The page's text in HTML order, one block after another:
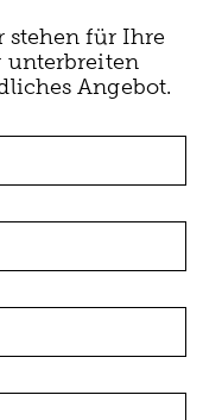
stehen für Ihre
unterbreiten
Angebot.